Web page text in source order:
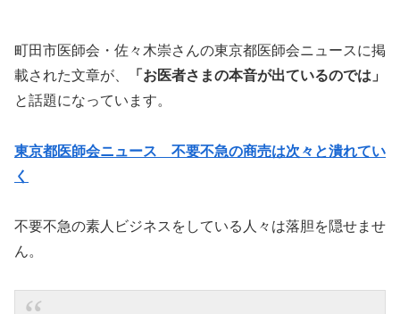
町田市医師会・佐々木崇さんの東京都医師会ニュースに掲
載された文章が、
「お医者さまの本音が出ているのでは」
と話題になっています。
東京都医師会ニュース 不要不急の商売は次々と潰れてい
く
不要不急の素人ビジネスをしている人々は落胆を隠せませ
ん。